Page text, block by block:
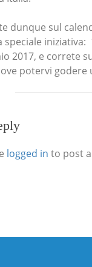
dunque sul
speciale
2017, e correte
potervi godere
logged in to post